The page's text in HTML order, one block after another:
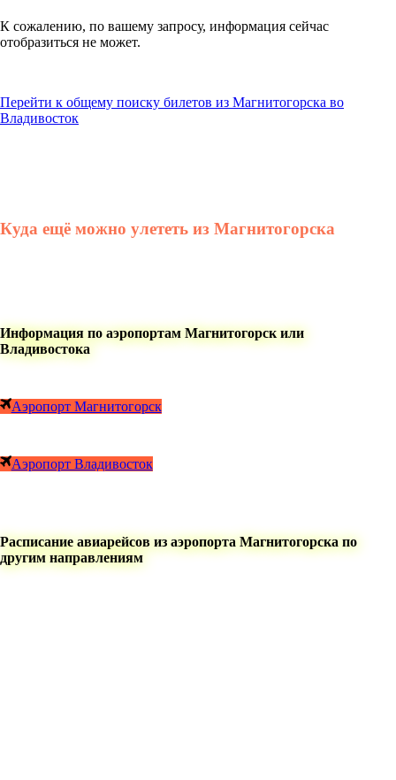
К сожалению, по вашему запросу, информация сейчас
отобразиться не может.
Перейти к общему поиску билетов из Магнитогорска во
Владивосток
Куда ещё можно улететь из Магнитогорска
Информация по аэропортам Магнитогорск или
Владивостока
Аэропорт Магнитогорск
Аэропорт Владивосток
Расписание авиарейсов из аэропорта Магнитогорска по
другим направлениям